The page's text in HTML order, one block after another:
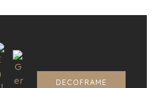
DECOFRAME